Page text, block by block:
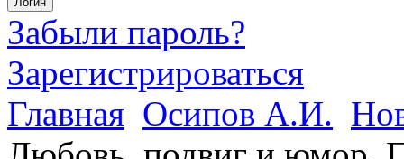
Забыли пароль?
Зарегистрироваться
Главная Осипов А.И.